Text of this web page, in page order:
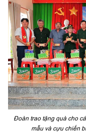
Đoàn trao tặng quà cho
mẫu và cựu chiến